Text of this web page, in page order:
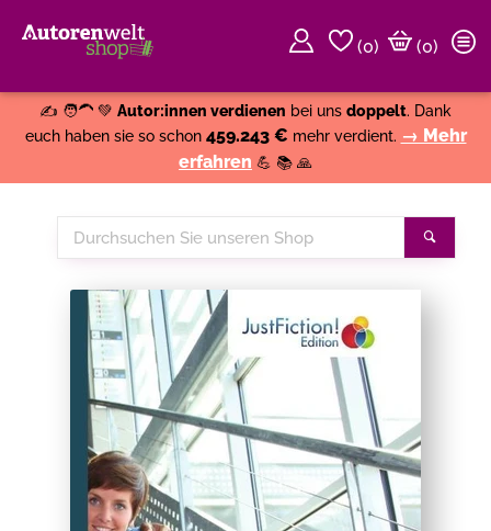
(0)
(0)
✍️ 🧑‍🦱 💚 Autor:innen verdienen bei uns doppelt. Dank
euch haben sie so schon 459.243 € mehr verdient. → Mehr
erfahren 💪 📚 🙏
Durchsuchen
Sie